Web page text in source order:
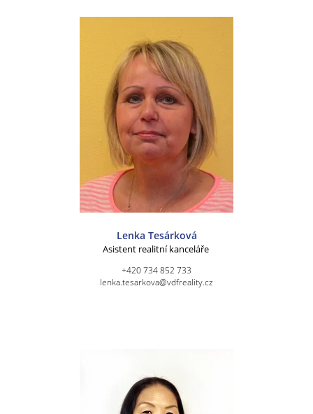
Lenka Tesárková
Asistent realitní kanceláře
+420 734 852 733
lenka.tesarkova@vdfreality.cz